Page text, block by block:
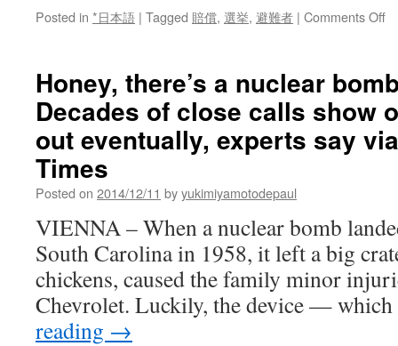
Posted in *日本語 | Tagged 賠償, 選挙, 避難者 | Comments Offon
福
島
の
被
を
受
け
止
め
た
Honey, there’s a nuclear
Decades of close calls show
out eventually, experts say
Times
Posted on 2014/12/11 byyukimiyamotodepaul
VIENNA – When a nuclear bomb
South Carolina in 1958, it left a big
chickens, caused the family minor
Chevrolet. Luckily, the device —
reading →